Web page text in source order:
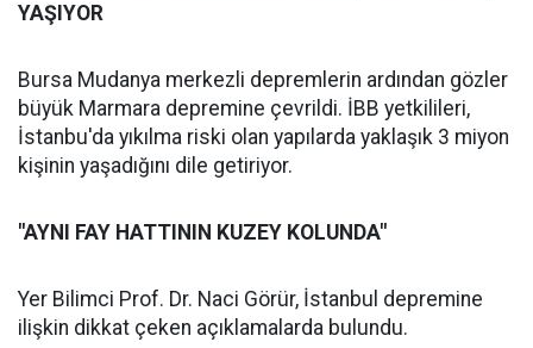
YAŞIYOR
Bursa Mudanya merkezli depremlerin ardından gözler
büyük Marmara depremine çevrildi. İBB yetkilileri,
İstanbu'da yıkılma riski olan yapılarda yaklaşık 3 miyon
kişinin yaşadığını dile getiriyor.
"AYNI FAY HATTININ KUZEY KOLUNDA"
Yer Bilimci Prof. Dr. Naci Görür, İstanbul depremine
ilişkin dikkat çeken açıklamalarda bulundu.